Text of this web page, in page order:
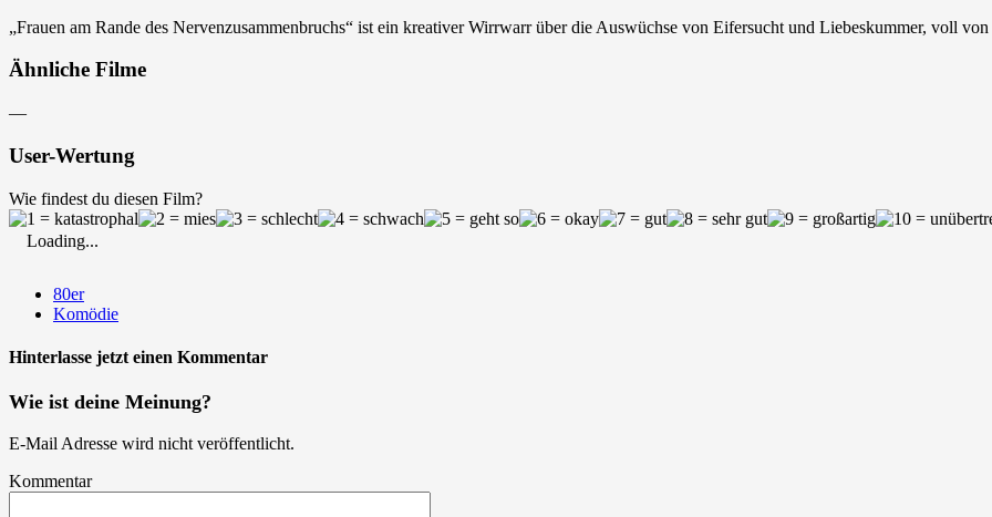
„Frauen am Rande des Nervenzusammenbruchs“ ist ein kreativer Wirrwarr über die Auswüchse von Eifersucht und Liebeskummer, voll
Ähnliche Filme
—
User-Wertung
Wie findest du diesen Film?
Loading...
80er
Komödie
Hinterlasse jetzt einen Kommentar
Wie ist deine Meinung?
E-Mail Adresse wird nicht veröffentlicht.
Kommentar